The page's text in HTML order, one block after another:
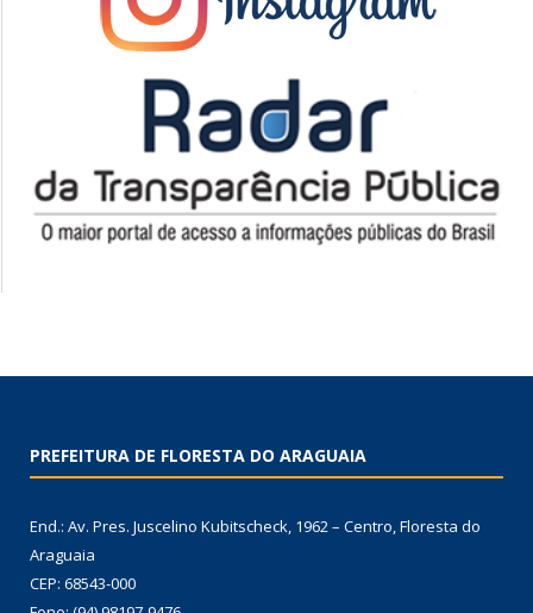
PREFEITURA DE FLORESTA DO ARAGUAIA
End.: Av. Pres. Juscelino Kubitscheck, 1962 – Centro, Floresta do
Araguaia
CEP: 68543-000